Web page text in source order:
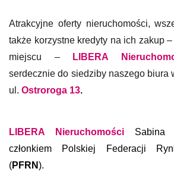
Atrakcyjne oferty nieruchomości,
także korzystne kredyty na ich zakup
miejscu –
LIBERA
serdecznie do siedziby naszego biura
ul. Ostroroga 13.
LIBERA Nieruchomości Sabina
członkiem Polskiej Federacji
(PFRN ).